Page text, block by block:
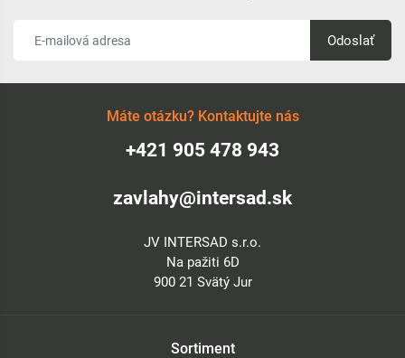
Odoslať
Máte otázku? Kontaktujte nás
+421 905 478 943
zavlahy@intersad.sk
JV INTERSAD s.r.o.
Na pažiti 6D
900 21 Svätý Jur
Sortiment